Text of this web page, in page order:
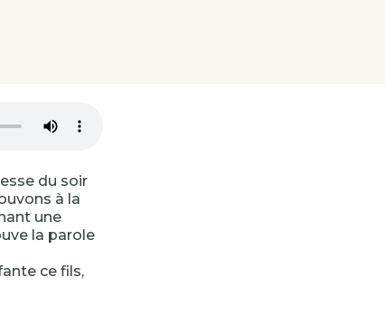
du soir
à la
une
la parole
ce fils,